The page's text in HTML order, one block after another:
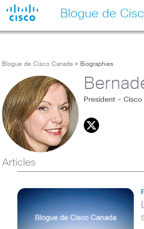
Blogue de
Blogue de Cisco Canada > Biographies
President - Cisco
Articles